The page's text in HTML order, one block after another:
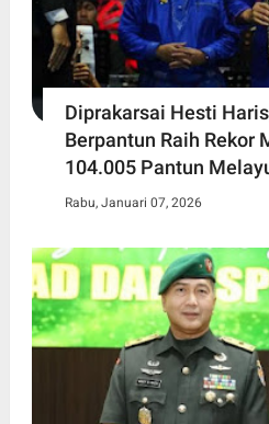
Diprakarsai Hesti
Berpantun Raih Rekor
104.005 Pantun
Rabu, Januari 07, 2026